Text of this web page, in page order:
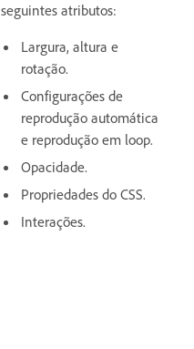
seguintes atributos:
Largura, altura e
rotação.
Configurações de
reprodução automática
e reprodução em loop.
Opacidade.
Propriedades do CSS.
Interações.